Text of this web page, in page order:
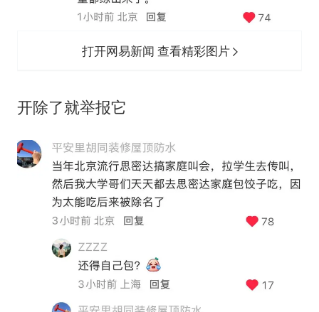
打开网易新闻 查看精彩图片
‬开除了就举报它